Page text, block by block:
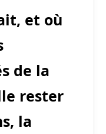
et où
de la
rester
la